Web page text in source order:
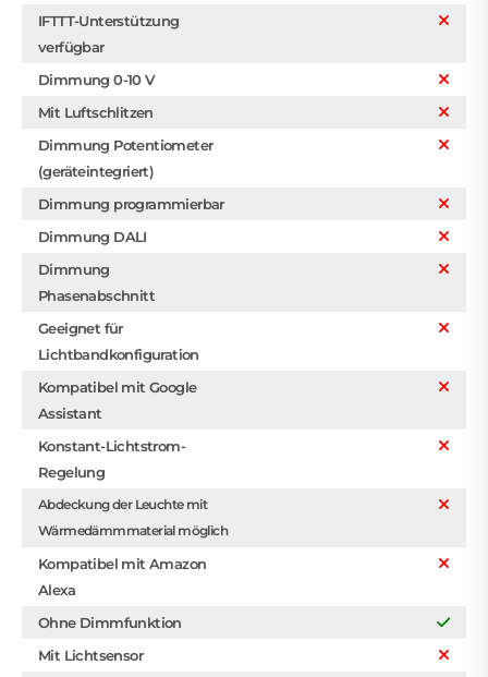
IFTTT-Unterstützung
verfügbar
Dimmung 0-10 V
Mit Luftschlitzen
Dimmung Potentiometer
(geräteintegriert)
Dimmung programmierbar
Dimmung DALI
Dimmung
Phasenabschnitt
Geeignet für
Lichtbandkonfiguration
Kompatibel mit Google
Assistant
Konstant-Lichtstrom-
Regelung
Abdeckung der Leuchte mit
Wärmedämmmaterial möglich
Kompatibel mit Amazon
Alexa
Ohne Dimmfunktion
Mit Lichtsensor